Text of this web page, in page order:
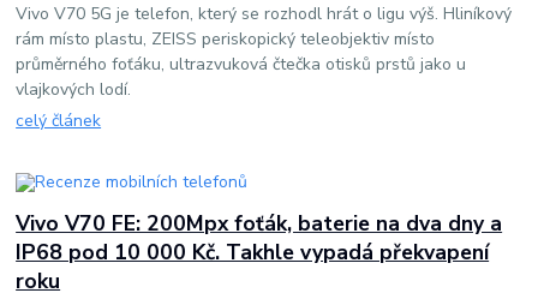
Vivo V70 5G je telefon, který se rozhodl hrát o ligu výš. Hliníkový
rám místo plastu, ZEISS periskopický teleobjektiv místo
průměrného foťáku, ultrazvuková čtečka otisků prstů jako u
vlajkových lodí.
celý článek
Vivo V70 FE: 200Mpx foťák, baterie na dva dny a
IP68 pod 10 000 Kč. Takhle vypadá překvapení
roku